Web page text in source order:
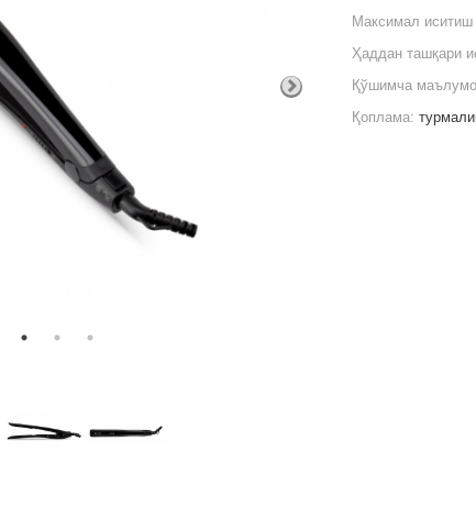
Максимал
Ҳаддан ташқари
Қўшимча
Қоплама: